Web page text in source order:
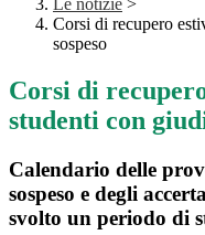
Le notizie >
Corsi di recupero
sospeso
Corsi di
studenti con
Calendario delle
sospeso e degli
svolto un periodo di